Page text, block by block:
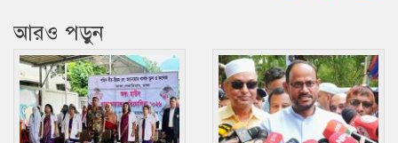
আরও পড়ুন